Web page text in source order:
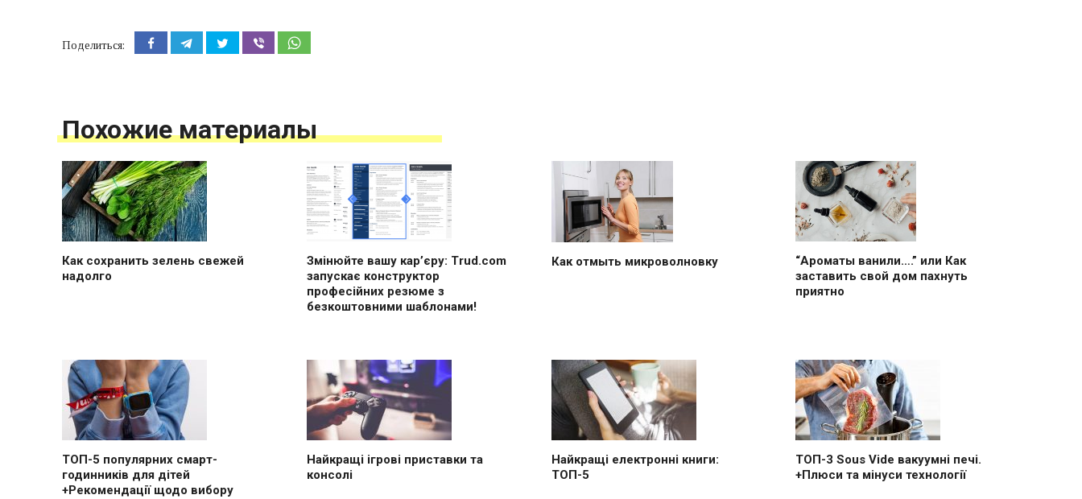
Поделиться:
Похожие материалы
Как сохранить зелень свежей
надолго
Змінюйте вашу кар’єру: Trud.com
запускає конструктор
професійних резюме з
безкоштовними шаблонами!
Как отмыть микроволновку
“Ароматы ванили….” или Как
заставить свой дом пахнуть
приятно
ТОП-5 популярних смарт-
годинників для дітей
+Рекомендації щодо вибору
Найкращі ігрові приставки та
консолі
Найкращі електронні книги:
ТОП-5
ТОП-3 Sous Vide вакуумні печі.
+Плюси та мінуси технології